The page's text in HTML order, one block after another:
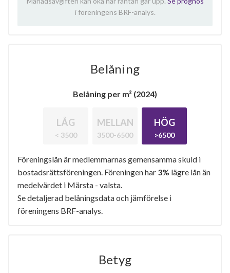
i föreningens BRF-analys.
Belåning
Belåning per m² (2024)
LÅG
< 3500
MELLAN
3500-6500
HÖG
>6500
Föreningslån är medlemmarnas gemensamma skuld i
bostadsrättsföreningen. Föreningen har 3% lägre lån än
medelvärdet i Märsta - valsta.
Se detaljerad belåningsdata och jämförelse i
föreningens BRF-analys.
Betyg